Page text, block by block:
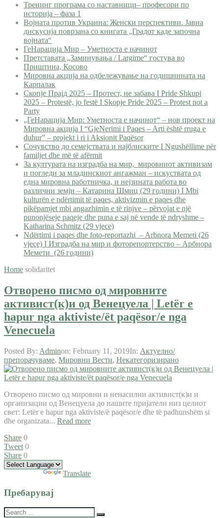
Тренинг програма со наставници– професори по
историја – фаза 1
Војната против Украина: Женски перспективи. Јавна
дискусија поврзана со книгата „Градот каде започна
војната“
ГеНарација Мир – Уметноста е начинот
Претставата „Заминувања / Largime“ гостува во
Приштина, Косово
Мировна акција на одбележување на годишнината на
Карпалак
Скопје Прајд 2025 – Протест, не забава I Pride Shkupi
2025 – Protestë, jo festë I Skopje Pride 2025 – Protest not a
Party
„ГеНарација Мир: Уметноста е начинот“ – нов проект на
Мировна акција I “GjeNerimi i Paqes – Arti është rruga e
duhur” – projekt i ri i Aksionit Paqësor
Сочувство до семејствата и најблиските I Ngushëllime për
familjet dhe më të afërmit
За културата на изградба на мир, мировниот активизам
и погледи за младинскиот ангажман – искуствата од
една мировна работничка, и нејзината работа во
различни земји – Катарина Шмиц (29 години) I Mbi
kulturën e ndërtimit të paqes, aktivizmin e paqes dhe
pikëpamjet mbi angazhimin e të rinjve – përvojat e një
punonjëseje paqeje dhe puna e saj në vende të ndryshme –
Katharina Schmitz (29 vjeçe)
Ndërtimi i paqes dhe foto-reportazhi – Arbnora Memeti (26
vjeçe) I Изградба на мир и фоторепортерство – Арбнора
Мемети (26 години)
Home solidaritet
Отворено писмо од мировните
активист(к)и од Венецуела | Letër e
hapur nga aktiviste/ët paqësor/e nga
Venecuela
Posted By: Adminon: February 11, 2019In: Актуелно/
препорачуваме, Мировни Вести, Некатегоризирано
Отворено писмо од мировни и ненасилни активист(к)и и
организации од Венецуела до нашите пријатели низ целиот
свет: Letër e hapur nga aktiviste/ë paqësor/e dhe të padhunshëm si
dhe organizata... Read more
Share 0
Tweet 0
Share 0
Translate
Пребарувај